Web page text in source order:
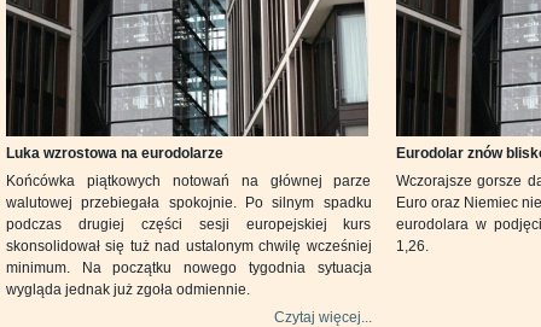
Luka wzrostowa na eurodolarze
Końcówka piątkowych notowań na głównej parze
walutowej przebiegała spokojnie. Po silnym spadku
podczas drugiej części sesji europejskiej kurs
skonsolidował się tuż nad ustalonym chwilę wcześniej
minimum. Na początku nowego tygodnia sytuacja
wygląda jednak już zgoła odmiennie.
Czytaj więcej...
Eurodolar znów
Wczorajsze gorsze
Euro oraz Niemiec
eurodolara w
1,26.